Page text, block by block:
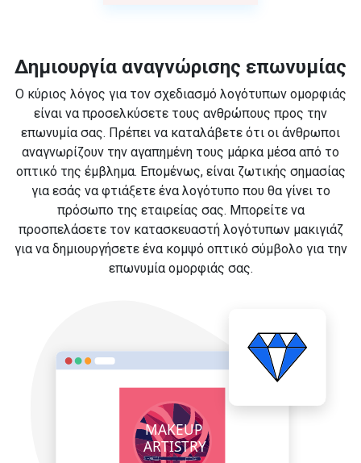
Δημιουργία αναγνώρισης επωνυμίας
Ο κύριος λόγος για τον σχεδιασμό λογότυπων ομορφιάς
είναι να προσελκύσετε τους ανθρώπους προς την
επωνυμία σας. Πρέπει να καταλάβετε ότι οι άνθρωποι
αναγνωρίζουν την αγαπημένη τους μάρκα μέσα από το
οπτικό της έμβλημα. Επομένως, είναι ζωτικής σημασίας
για εσάς να φτιάξετε ένα λογότυπο που θα γίνει το
πρόσωπο της εταιρείας σας. Μπορείτε να
προσπελάσετε τον κατασκευαστή λογότυπων μακιγιάζ
για να δημιουργήσετε ένα κομψό οπτικό σύμβολο για την
επωνυμία ομορφιάς σας.